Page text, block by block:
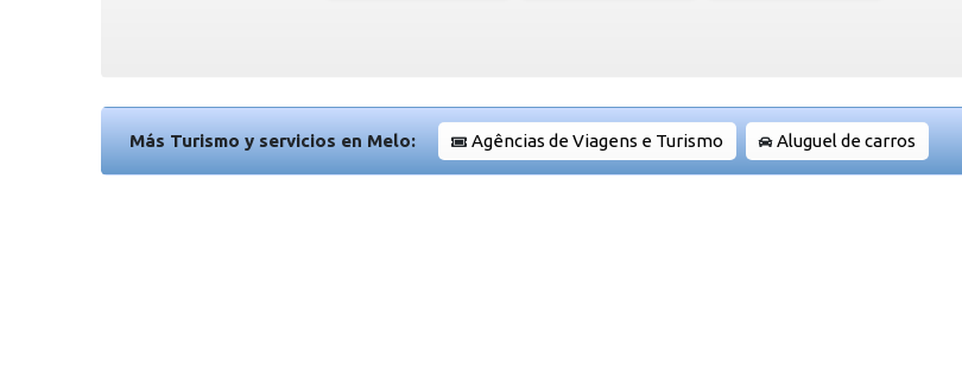
Más Turismo y servicios en Melo: Agências de Viagens e Turismo Aluguel de carros